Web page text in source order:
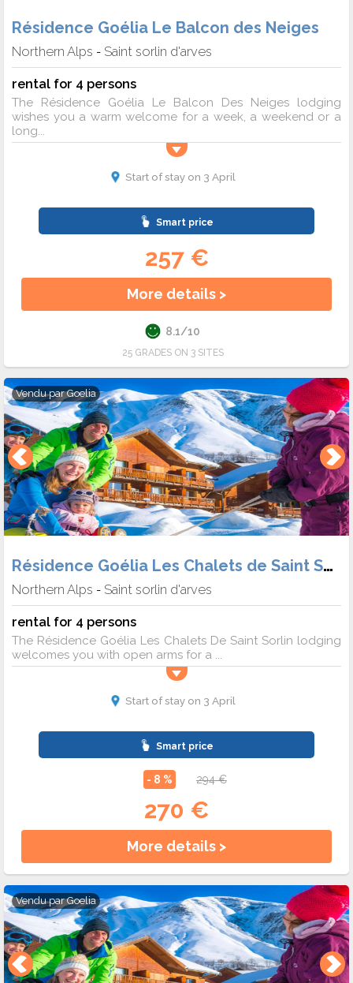
Résidence Goélia Le Balcon des Neiges
Northern Alps - Saint sorlin d'arves
rental for 4 persons
The Résidence Goélia Le Balcon Des Neiges lodging
wishes you a warm welcome for a week, a weekend or a
long...
Start of stay on 3 April
Smart price
257 €
More details >
8.1/10
25 GRADES ON 3 SITES
Vendu parGoelia
Résidence Goélia Les Chalets de Saint Sorlin
Northern Alps - Saint sorlin d'arves
rental for 4 persons
The Résidence Goélia Les Chalets De Saint Sorlin lodging
welcomes you with open arms for a ...
Start of stay on 3 April
Smart price
- 8 % 294 €
270 €
More details >
Vendu parGoelia